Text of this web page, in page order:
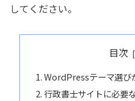
してください。
目次
WordPressテーマ選び
行政書士サイトに必要